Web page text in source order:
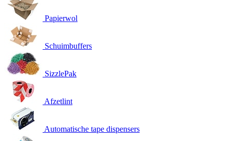
Papierwol
Schuimbuffers
SizzlePak
Afzetlint
Automatische tape dispensers